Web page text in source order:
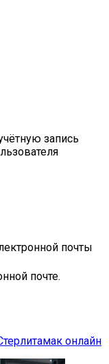
запись
почты
почте.
онлайн